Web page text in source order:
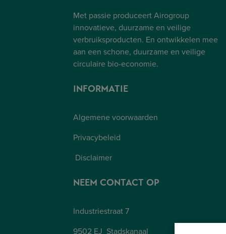
Met passie produceert Airogroup
innovatieve, duurzame en veilige
verbruiksproducten. En ontwikkelen mee
aan een schone, duurzame en veilige
circulaire bio-economie.
INFORMATIE
Algemene voorwaarden
Privacybeleid
Disclaimer
NEEM CONTACT OP
Industriestraat 7
9502 EJ Stadskanaal